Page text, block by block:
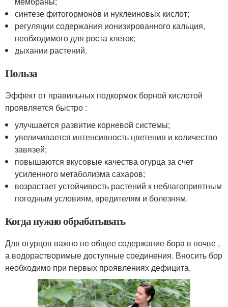
синтезе фитогормонов и нуклеиновых кислот;
регуляции содержания ионизированного кальция,
необходимого для роста клеток;
дыхании растений.
Польза
Эффект от правильных подкормок борной кислотой
проявляется быстро :
улучшается развитие корневой системы;
увеличивается интенсивность цветения и количество
завязей;
повышаются вкусовые качества огурца за счет
усиленного метаболизма сахаров;
возрастает устойчивость растений к неблагоприятным
погодным условиям, вредителям и болезням.
Когда нужно обрабатывать
Для огурцов важно не общее содержание бора в почве ,
а водорастворимые доступные соединения. Вносить бор
необходимо при первых проявлениях дефицита.